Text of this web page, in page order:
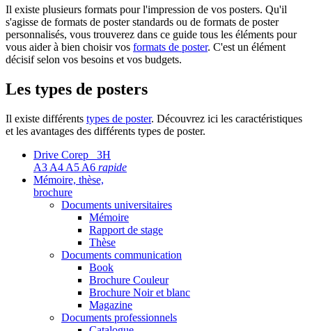
Il existe plusieurs formats pour l'impression de vos posters. Qu'il
s'agisse de formats de poster standards ou de formats de poster
personnalisés, vous trouverez dans ce guide tous les éléments pour
vous aider à bien choisir vos formats de poster. C'est un élément
décisif selon vos besoins et vos budgets.
Les types de posters
Il existe différents types de poster. Découvrez ici les caractéristiques
et les avantages des différents types de poster.
Drive Corep 3H
A3 A4 A5 A6 rapide
Mémoire, thèse,
brochure
Documents universitaires
Mémoire
Rapport de stage
Thèse
Documents communication
Book
Brochure Couleur
Brochure Noir et blanc
Magazine
Documents professionnels